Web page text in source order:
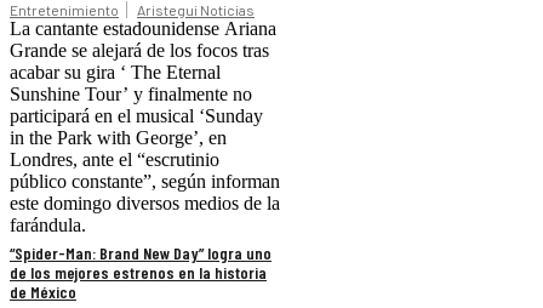
Entretenimiento Aristegui Noticias
La cantante estadounidense Ariana
Grande se alejará de los focos tras
acabar su gira ‘ The Eternal
Sunshine Tour’ y finalmente no
participará en el musical ‘Sunday
in the Park with George’, en
Londres, ante el “escrutinio
público constante”, según informan
este domingo diversos medios de la
farándula.
“Spider-Man: Brand New Day” logra uno
de los mejores estrenos en la historia
de México